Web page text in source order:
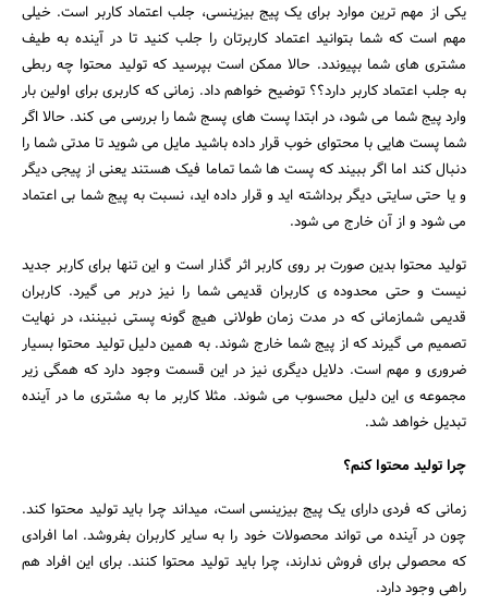
یکی از مهم ترین موارد برای یک پیج بیزینسی، جلب اعتماد کاربر است. خیلی
مهم است که شما بتوانید اعتماد کاربرتان را جلب کنید تا در آینده به طیف
مشتری های شما بپیوندد. حالا ممکن است بپرسید که تولید محتوا چه ربطی
به جلب اعتماد کاربر دارد؟؟ توضیح خواهم داد. زمانی که کاربری برای اولین بار
وارد پیج شما می شود، در ابتدا پست های پسج شما را بررسی می کند. حالا اگر
شما پست هایی با محتوای خوب قرار داده باشید مایل می شوید تا مدتی شما را
دنبال کند اما اگر ببیند که پست ها شما تماما فیک هستند یعنی از پیجی دیگر
و یا حتی سایتی دیگر برداشته اید و قرار داده اید، نسبت به پیج شما بی اعتماد
می شود و از آن خارج می شود.
تولید محتوا بدین صورت بر روی کاربر اثر گذار است و این تنها برای کاربر جدید
نیست و حتی محدوده ی کاربران قدیمی شما را نیز دربر می گیرد. کاربران
قدیمی شمازمانی که در مدت زمان طولانی هیچ گونه پستی نبینند، در نهایت
تصمیم می گیرند که از پیج شما خارج شوند. به همین دلیل تولید محتوا بسیار
ضروری و مهم است. دلایل دیگری نیز در این قسمت وجود دارد که همگی زیر
مجموعه ی این دلیل محسوب می شوند. مثلا کاربر ما به مشتری ما در آینده
تبدیل خواهد شد.
چرا تولید محتوا کنم؟
زمانی که فردی دارای یک پیج بیزینسی است، میداند چرا باید تولید محتوا کند.
چون در آینده می تواند محصولات خود را به سایر کاربران بفروشد. اما افرادی
که محصولی برای فروش ندارند، چرا باید تولید محتوا کنند. برای این افراد هم
راهی وجود دارد.